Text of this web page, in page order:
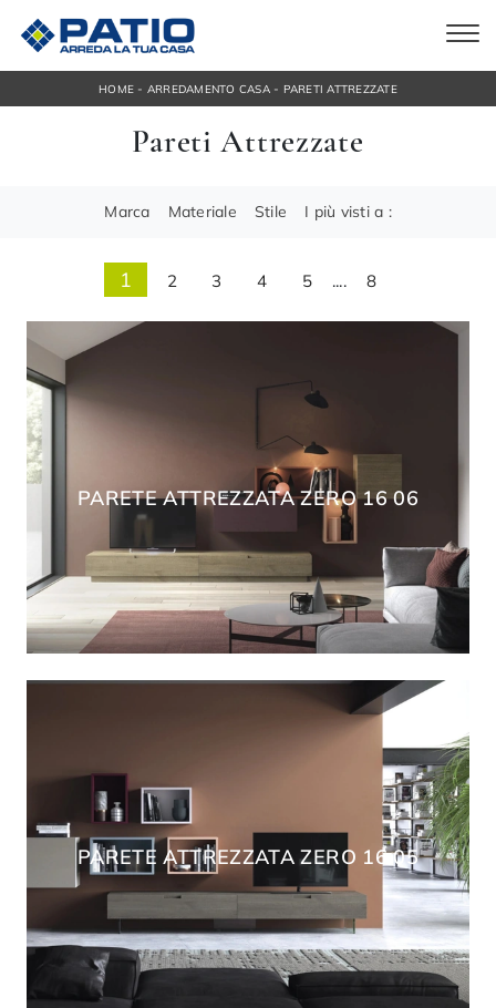
HOME - ARREDAMENTO CASA - PARETI ATTREZZATE
Pareti Attrezzate
Marca Materiale Stile I più visti a :
1 2 3 4 5 .... 8
PARETE ATTREZZATA ZERO 16 06
PARETE ATTREZZATA ZERO 16 05